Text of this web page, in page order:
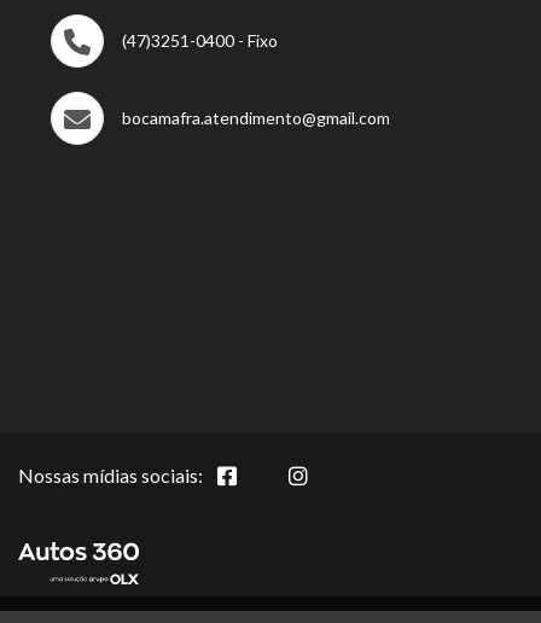
(47)3251-0400 - Fixo
bocamafra.atendimento@gmail.com
Nossas mídias sociais: